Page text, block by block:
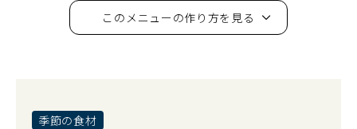
このメニューの作り方を見る
季節の食材